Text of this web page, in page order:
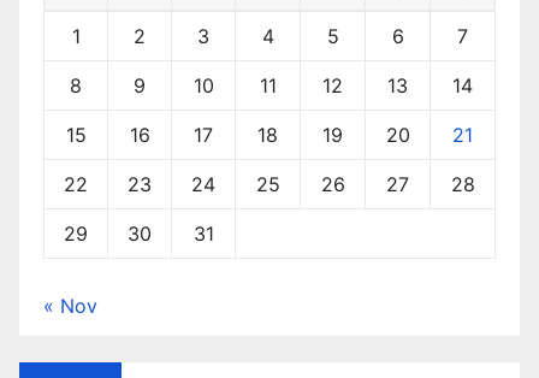
1 2 3 4 5 6 7
8 9 10 11 12 13 14
15 16 17 18 19 20 21
22 23 24 25 26 27 28
29 30 31
« Nov